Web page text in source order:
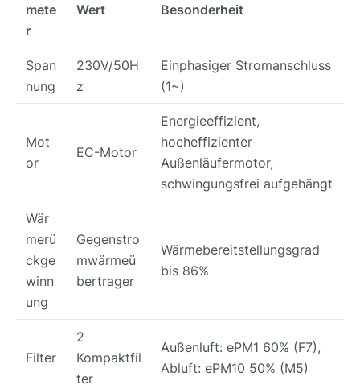
mete
r
Wert Besonderheit
Span
nung
230V/50H
z
Einphasiger Stromanschluss
(1~)
Mot
or
EC-Motor
Energieeffizient,
hocheffizienter
Außenläufermotor,
schwingungsfrei aufgehängt
Wär
merü
ckge
winn
ung
Gegenstro
mwärmeü
bertrager
Wärmebereitstellungsgrad
bis 86%
Filter
2
Kompaktfil
ter
Außenluft: ePM1 60% (F7),
Abluft: ePM10 50% (M5)